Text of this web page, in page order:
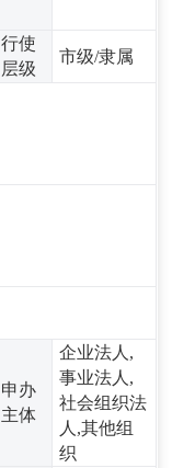
行使
层级
市级/隶属
申办
主体
企业法人,
事业法人,
社会组织法
人,其他组
织